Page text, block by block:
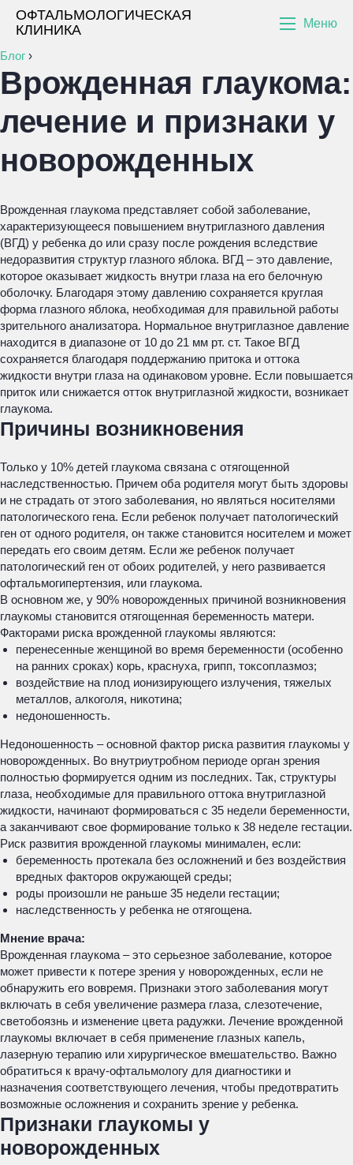
ОФТАЛЬМОЛОГИЧЕСКАЯ
КЛИНИКА
Меню
Блог ›
Врожденная глаукома:
лечение и признаки у
новорожденных
Врожденная глаукома представляет собой заболевание,
характеризующееся повышением внутриглазного давления
(ВГД) у ребенка до или сразу после рождения вследствие
недоразвития структур глазного яблока. ВГД – это давление,
которое оказывает жидкость внутри глаза на его белочную
оболочку. Благодаря этому давлению сохраняется круглая
форма глазного яблока, необходимая для правильной работы
зрительного анализатора. Нормальное внутриглазное давление
находится в диапазоне от 10 до 21 мм рт. ст. Такое ВГД
сохраняется благодаря поддержанию притока и оттока
жидкости внутри глаза на одинаковом уровне. Если повышается
приток или снижается отток внутриглазной жидкости, возникает
глаукома.
Причины возникновения
Только у 10% детей глаукома связана с отягощенной
наследственностью. Причем оба родителя могут быть здоровы
и не страдать от этого заболевания, но являться носителями
патологического гена. Если ребенок получает патологический
ген от одного родителя, он также становится носителем и может
передать его своим детям. Если же ребенок получает
патологический ген от обоих родителей, у него развивается
офтальмогипертензия, или глаукома.
В основном же, у 90% новорожденных причиной возникновения
глаукомы становится отягощенная беременность матери.
Факторами риска врожденной глаукомы являются:
перенесенные женщиной во время беременности (особенно
на ранних сроках) корь, краснуха, грипп, токсоплазмоз;
воздействие на плод ионизирующего излучения, тяжелых
металлов, алкоголя, никотина;
недоношенность.
Недоношенность – основной фактор риска развития глаукомы у
новорожденных. Во внутриутробном периоде орган зрения
полностью формируется одним из последних. Так, структуры
глаза, необходимые для правильного оттока внутриглазной
жидкости, начинают формироваться с 35 недели беременности,
а заканчивают свое формирование только к 38 неделе гестации.
Риск развития врожденной глаукомы минимален, если:
беременность протекала без осложнений и без воздействия
вредных факторов окружающей среды;
роды произошли не раньше 35 недели гестации;
наследственность у ребенка не отягощена.
Мнение врача:
Врожденная глаукома – это серьезное заболевание, которое
может привести к потере зрения у новорожденных, если не
обнаружить его вовремя. Признаки этого заболевания могут
включать в себя увеличение размера глаза, слезотечение,
светобоязнь и изменение цвета радужки. Лечение врожденной
глаукомы включает в себя применение глазных капель,
лазерную терапию или хирургическое вмешательство. Важно
обратиться к врачу-офтальмологу для диагностики и
назначения соответствующего лечения, чтобы предотвратить
возможные осложнения и сохранить зрение у ребенка.
Признаки глаукомы у
новорожденных